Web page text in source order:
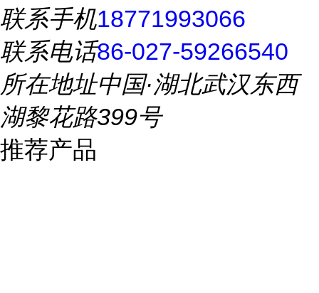
联系手机18771993066
联系电话86-027-59266540
所在地址中国·湖北武汉东西
湖黎花路399号
推荐产品